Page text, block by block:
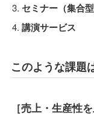
セミナー（集合型
講演サービス
このような課題
［売上・生産性